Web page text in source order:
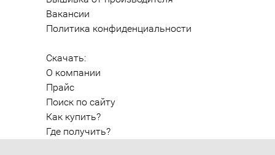
Вакансии
Политика конфиденциальности
Скачать:
О компании
Прайс
Поиск по сайту
Как купить?
Где получить?